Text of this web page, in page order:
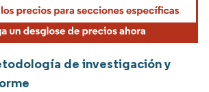
de investigación y